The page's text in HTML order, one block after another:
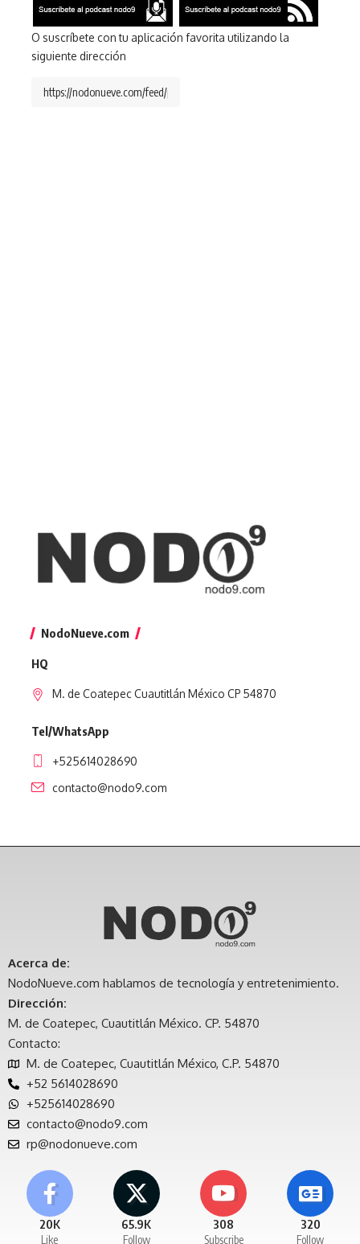
O suscríbete con tu aplicación favorita utilizando la
siguiente dirección
NodoNueve.com
HQ
M. de Coatepec Cuautitlán México CP 54870
Tel/WhatsApp
+525614028690
contacto@nodo9.com
Acerca de:
NodoNueve.com hablamos de tecnología y entretenimiento.
Dirección:
M. de Coatepec, Cuautitlán México. CP. 54870
Contacto:
M. de Coatepec, Cuautitlán México, C.P. 54870
+52 5614028690
+525614028690
contacto@nodo9.com
rp@nodonueve.com
20K
Like
65.9K
Follow
308
Subscribe
320
Follow